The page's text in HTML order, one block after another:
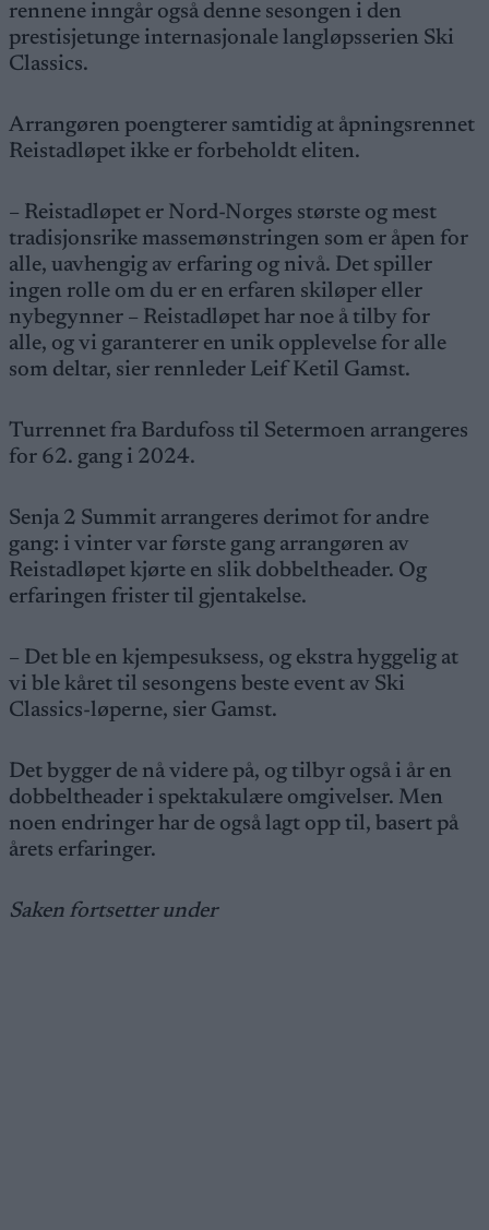
rennene inngår også denne sesongen i den
prestisjetunge internasjonale langløpsserien Ski
Classics.
Arrangøren poengterer samtidig at åpningsrennet
Reistadløpet ikke er forbeholdt eliten.
– Reistadløpet er Nord-Norges største og mest
tradisjonsrike massemønstringen som er åpen for
alle, uavhengig av erfaring og nivå. Det spiller
ingen rolle om du er en erfaren skiløper eller
nybegynner – Reistadløpet har noe å tilby for
alle, og vi garanterer en unik opplevelse for alle
som deltar, sier rennleder Leif Ketil Gamst.
Turrennet fra Bardufoss til Setermoen arrangeres
for 62. gang i 2024.
Senja 2 Summit arrangeres derimot for andre
gang: i vinter var første gang arrangøren av
Reistadløpet kjørte en slik dobbeltheader. Og
erfaringen frister til gjentakelse.
– Det ble en kjempesuksess, og ekstra hyggelig at
vi ble kåret til sesongens beste event av Ski
Classics-løperne, sier Gamst.
Det bygger de nå videre på, og tilbyr også i år en
dobbeltheader i spektakulære omgivelser. Men
noen endringer har de også lagt opp til, basert på
årets erfaringer.
Saken fortsetter under